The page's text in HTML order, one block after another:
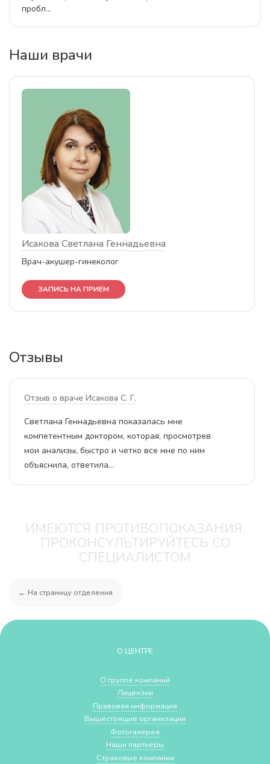
пробл...
Наши врачи
Исакова Светлана Геннадьевна
Врач-акушер-гинеколог
ЗАПИСЬ НА ПРИЕМ
Отзывы
мне
просмотрев
все мне по ним
Считаю, что Светлана
хорошими
была очень внимательна по
ИМЕЮТСЯ ПРОТИВОПОКАЗАНИЯ,
ПРОКОНСУЛЬТИРУЙТЕСЬ СО
СПЕЦИАЛИСТОМ
← На страницу отделения
О ЦЕНТРЕ
О группе компаний
Лицензии
Правовая информация
Вышестоящие организации
Фотогалерея
Наши партнеры
Страховые компании